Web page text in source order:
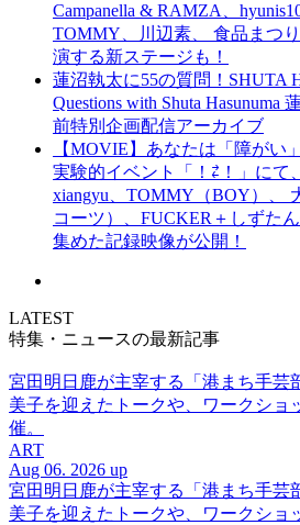
Campanella & RAMZA、
TOMMY、川辺素、 食品まつ
演する新ステージも！
蓮沼執太に55の質問！SHUTA
Questions with Shuta Hasunuma
前特別企画配信アーカイブ
【MOVIE】あなたは「障がい
実験的イベント「！⇄！」にて
xiangyu、TOMMY（BOY）、
コーツ）、FUCKER＋しずた
集めた記録映像が公開！
LATEST
特集・ニュースの最新記事
宮田明日鹿が主宰する「港まち手芸
美子を迎えたトークや、ワークショ
催。
ART
Aug 06. 2026 up
宮田明日鹿が主宰する「港まち手芸
美子を迎えたトークや、ワークショ